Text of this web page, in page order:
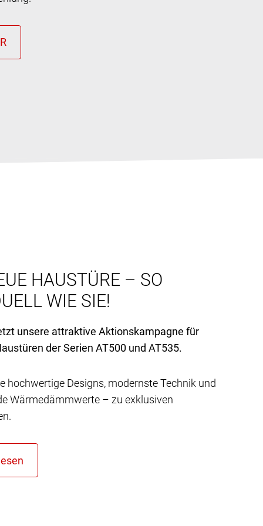
HAUSTÜRE – SO
WIE SIE!
unsere attraktive Aktionskampagne für
der Serien AT500 und AT535.
hochwertige Designs, modernste Technik und
Wärmedämmwerte – zu exklusiven